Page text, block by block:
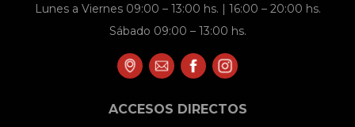
Lunes a Viernes 09:00 – 13:00 hs. | 16:00 – 20:00 hs.
Sábado 09:00 – 13:00 hs.
ACCESOS DIRECTOS